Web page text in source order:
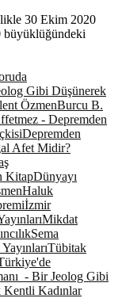
30 Ekim 2020
büyüklüğündeki
Gibi Düşünerek
ÖzmenBurcu B.
- Depremden
Depremden
Afet Midir?
KitapDünyayı
Haluk
İzmir
Mikdat
Sema
Tübitak
- Bir Jeolog Gibi
Kentli Kadınlar